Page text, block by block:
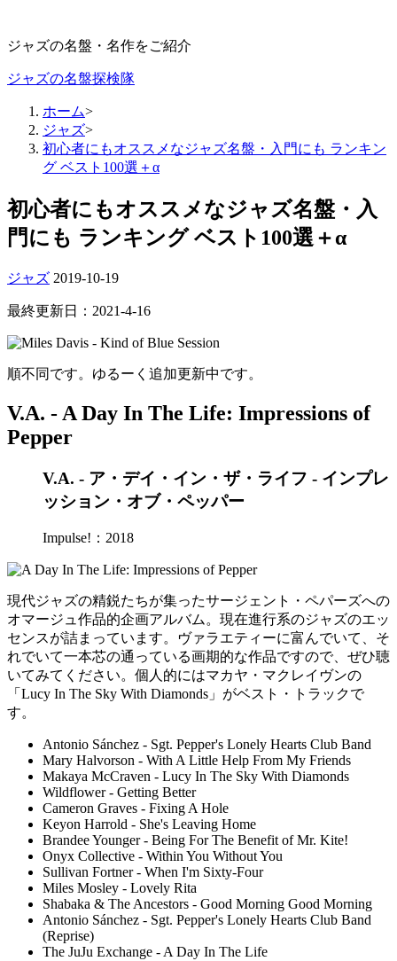
ジャズの名盤・名作をご紹介
ジャズの名盤探検隊
ホーム>
ジャズ>
初心者にもオススメなジャズ名盤・入門にも ランキン
グ ベスト100選＋α
初心者にもオススメなジャズ名盤・入
門にも ランキング ベスト100選＋α
ジャズ 2019-10-19
最終更新日：2021-4-16
順不同です。ゆるーく追加更新中です。
V.A. - A Day In The Life: Impressions of
Pepper
V.A. - ア・デイ・イン・ザ・ライフ - インプレ
ッション・オブ・ペッパー
Impulse!：2018
現代ジャズの精鋭たちが集ったサージェント・ペパーズへの
オマージュ作品的企画アルバム。現在進行系のジャズのエッ
センスが詰まっています。ヴァラエティーに富んでいて、そ
れでいて一本芯の通っている画期的な作品ですので、ぜひ聴
いてみてください。個人的にはマカヤ・マクレイヴンの
「Lucy In The Sky With Diamonds」がベスト・トラックで
す。
Antonio Sánchez - Sgt. Pepper's Lonely Hearts Club Band
Mary Halvorson - With A Little Help From My Friends
Makaya McCraven - Lucy In The Sky With Diamonds
Wildflower - Getting Better
Cameron Graves - Fixing A Hole
Keyon Harrold - She's Leaving Home
Brandee Younger - Being For The Benefit of Mr. Kite!
Onyx Collective - Within You Without You
Sullivan Fortner - When I'm Sixty-Four
Miles Mosley - Lovely Rita
Shabaka & The Ancestors - Good Morning Good Morning
Antonio Sánchez - Sgt. Pepper's Lonely Hearts Club Band
(Reprise)
The JuJu Exchange - A Day In The Life